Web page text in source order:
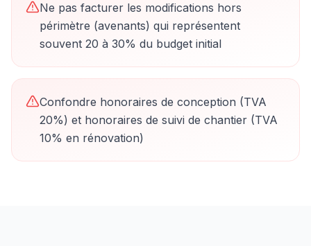
Ne pas facturer les modifications hors
périmètre (avenants) qui représentent
souvent 20 à 30% du budget initial
Confondre honoraires de conception (TVA
20%) et honoraires de suivi de chantier (TVA
10% en rénovation)